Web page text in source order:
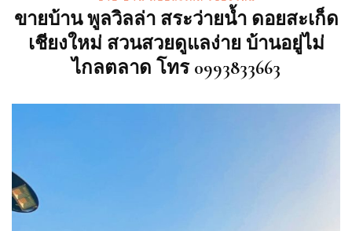
ขายบ้าน พูลวิลล่า สระว่ายน้ำ ดอยสะเก็ด
เชียงใหม่ สวนสวยดูแลง่าย บ้านอยู่ไม่
ไกลตลาด โทร 0993833663